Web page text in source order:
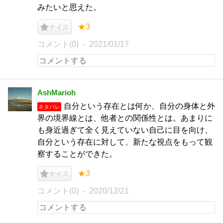
みたいと思えた。
ナイス ★3
コメント(0) 2021/01/17
AshMarioh
ネタバレ
自分という存在とは何か、自分の身体と外
界の境界線とは、他者との関係性とは。あまりに
も身近過ぎて全く見えていない自己に目を向け、
自分という存在に対して、新たな視点をもって観
察することができた。
ナイス ★3
コメント(0) 2020/12/21